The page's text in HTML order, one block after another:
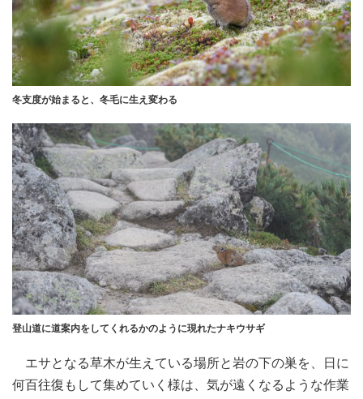
冬支度が始まると、冬毛に生え変わる
登山道に道案内をしてくれるかのように現れたナキウサギ
エサとなる草木が生えている場所と岩の下の巣を、日に
何百往復もして集めていく様は、気が遠くなるような作業